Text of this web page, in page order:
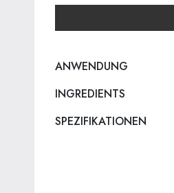
ANWENDUNG
INGREDIENTS
SPEZIFIKATIONEN